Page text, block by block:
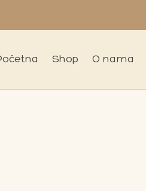
Shop O nama